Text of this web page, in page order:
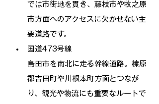
では市街地を貫き、藤枝市や牧之原
市方面へのアクセスに欠かせない主
要道路です。
国道473号線
島田市を南北に走る幹線道路。榛原
郡吉田町や川根本町方面とつなが
り、観光や物流にも重要なルートで